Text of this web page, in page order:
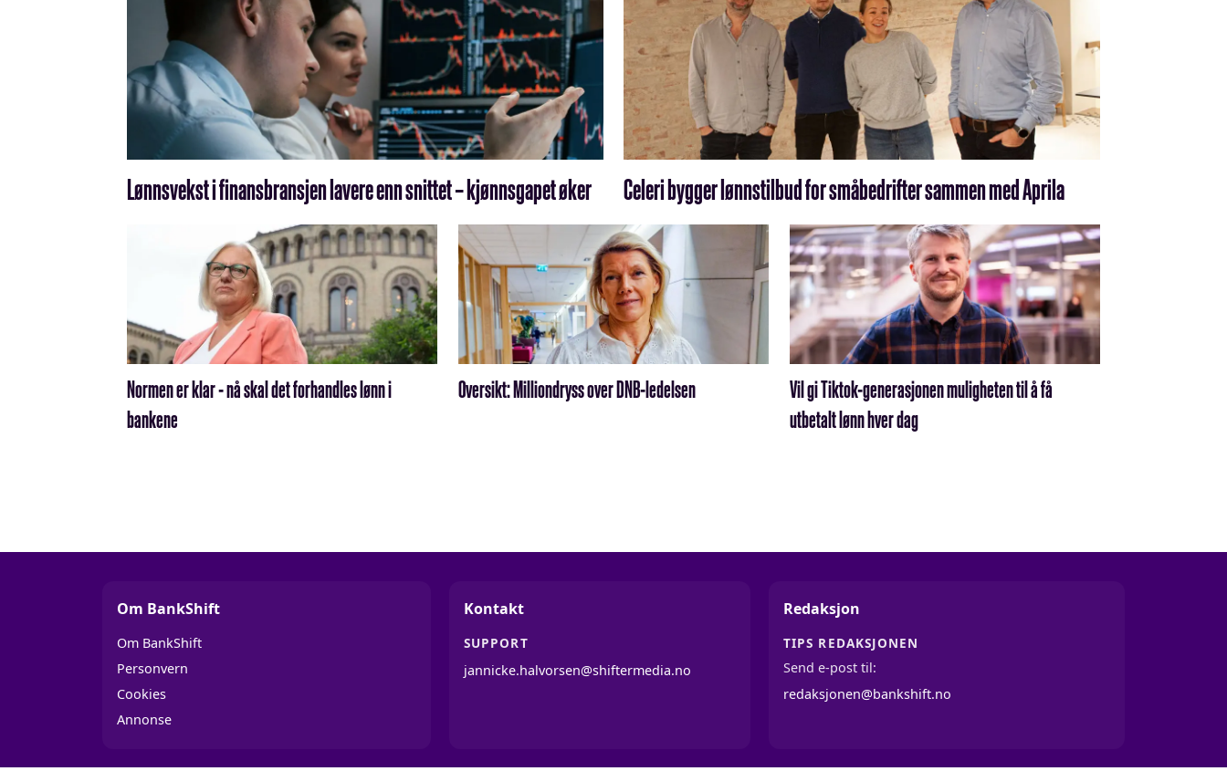
Lønnsvekst i finansbransjen lavere enn snittet – kjønnsgapet øker Celeri bygger lønnstilbud for småbedrifter sammen med Aprila
Normen er klar - nå skal det forhandles lønn i
bankene
Oversikt: Milliondryss over DNB-ledelsen
Vil gi Tiktok-generasjonen muligheten til å få
utbetalt lønn hver dag
Om BankShift
Om BankShift
Personvern
Cookies
Annonse
Kontakt
SUPPORT
jannicke.halvorsen@shiftermedia.no
Redaksjon
TIPS REDAKSJONEN
Send e-post til:
redaksjonen@bankshift.no